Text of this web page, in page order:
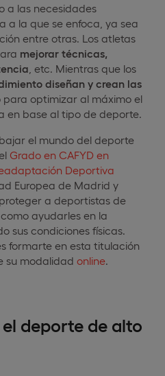
a las necesidades
a la que se enfoca, ya sea
entre otras. Los atletas
mejorar técnicas,
, etc. Mientras que los
diseñan y crean las
optimizar al máximo el
en base al tipo de deporte.
el mundo del deporte
Grado en CAFYD en
Deportiva
Europea de Madrid y
a deportistas de
ayudarles en la
sus condiciones físicas.
formarte en esta titulación
su modalidad online
deporte de alto